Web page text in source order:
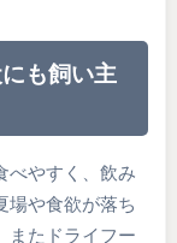
も飼い主
べやすく、飲み
場や食欲が落ち
またドライフー